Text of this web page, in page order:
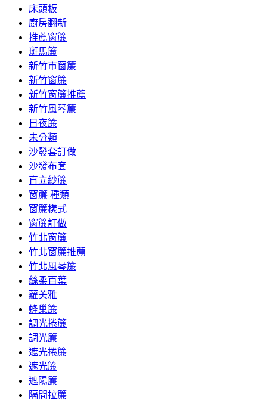
床頭板
廚房翻新
推薦窗簾
斑馬簾
新竹市窗簾
新竹窗簾
新竹窗簾推薦
新竹風琴簾
日夜簾
未分類
沙發套訂做
沙發布套
直立紗簾
窗簾 種類
窗簾樣式
窗簾訂做
竹北窗簾
竹北窗簾推薦
竹北風琴簾
絲柔百葉
蘿美雅
蜂巢簾
調光捲簾
調光簾
遮光捲簾
遮光簾
遮陽簾
隔間拉簾